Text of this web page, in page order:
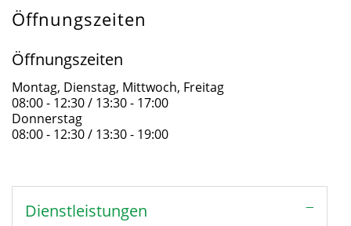
Öffnungszeiten
Öffnungszeiten
Montag, Dienstag, Mittwoch, Freitag
08:00 - 12:30 / 13:30 - 17:00
Donnerstag
08:00 - 12:30 / 13:30 - 19:00
Dienstleistungen